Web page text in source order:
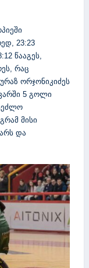
23:23
წააგეს,
რაც
ორჯონიკიძეს
5 გოლი
მისი
და